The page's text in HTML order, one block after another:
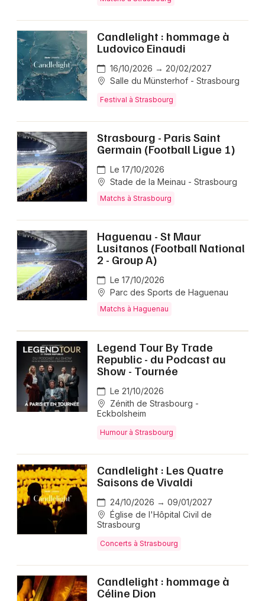
Candlelight : hommage à
Ludovico Einaudi
16/10/2026 → 20/02/2027
Salle du Münsterhof - Strasbourg
Festival à Strasbourg
Strasbourg - Paris Saint
Germain (Football Ligue 1)
Le 17/10/2026
Stade de la Meinau - Strasbourg
Matchs à Strasbourg
Haguenau - St Maur
Lusitanos (Football National
2 - Group A)
Le 17/10/2026
Parc des Sports de Haguenau
Matchs à Haguenau
Legend Tour By Trade
Republic - du Podcast au
Show - Tournée
Le 21/10/2026
Zénith de Strasbourg -
Eckbolsheim
Humour à Strasbourg
Candlelight : Les Quatre
Saisons de Vivaldi
24/10/2026 → 09/01/2027
Église de l'Hôpital Civil de
Strasbourg
Concerts à Strasbourg
Candlelight : hommage à
Céline Dion